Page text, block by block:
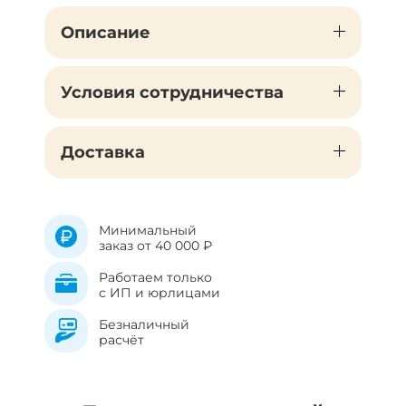
Описание
Условия сотрудничества
Доставка
Минимальный
заказ от 40 000 ₽
Работаем только
с ИП и юрлицами
Безналичный
расчёт